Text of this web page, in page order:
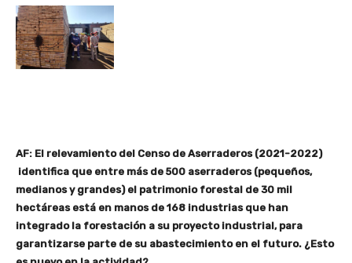
AF: El relevamiento del Censo de Aserraderos (2021-2022)
identifica que entre más de 500 aserraderos (pequeños,
medianos y grandes) el patrimonio forestal de 30 mil
hectáreas está en manos de 168 industrias que han
integrado la forestación a su proyecto industrial, para
garantizarse parte de su abastecimiento en el futuro. ¿Esto